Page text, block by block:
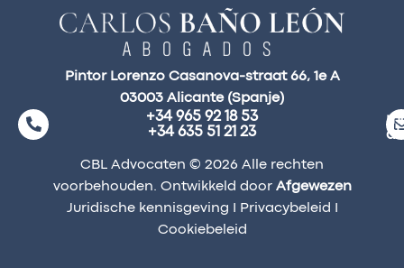
Pintor Lorenzo Casanova-straat 66, 1e A
03003 Alicante (Spanje)
+34 965 92 18 53
+34 635 51 21 23
CBL Advocaten © 2026 Alle rechten
voorbehouden. Ontwikkeld door Afgewezen
Juridische kennisgeving
Privacybeleid
Cookiebeleid